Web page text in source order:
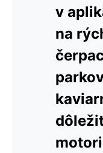
v
na